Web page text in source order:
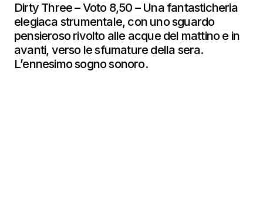
Dirty Three – Voto 8,50 – Una fantasticheria
elegiaca strumentale, con uno sguardo
pensieroso rivolto alle acque del mattino e in
avanti, verso le sfumature della sera.
L’ennesimo sogno sonoro.